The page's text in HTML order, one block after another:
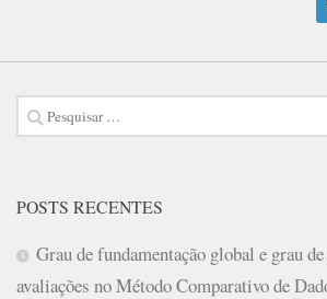
Pesquisar
por:
POSTS RECENTES
Grau de fundamentação global e grau
avaliações no Método Comparativo de